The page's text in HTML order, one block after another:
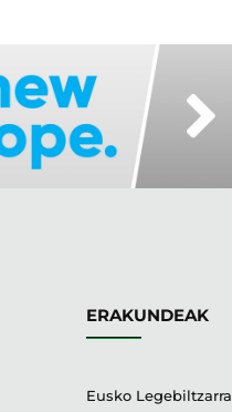
ERAKUNDEAK
Eusko Legebiltzarra